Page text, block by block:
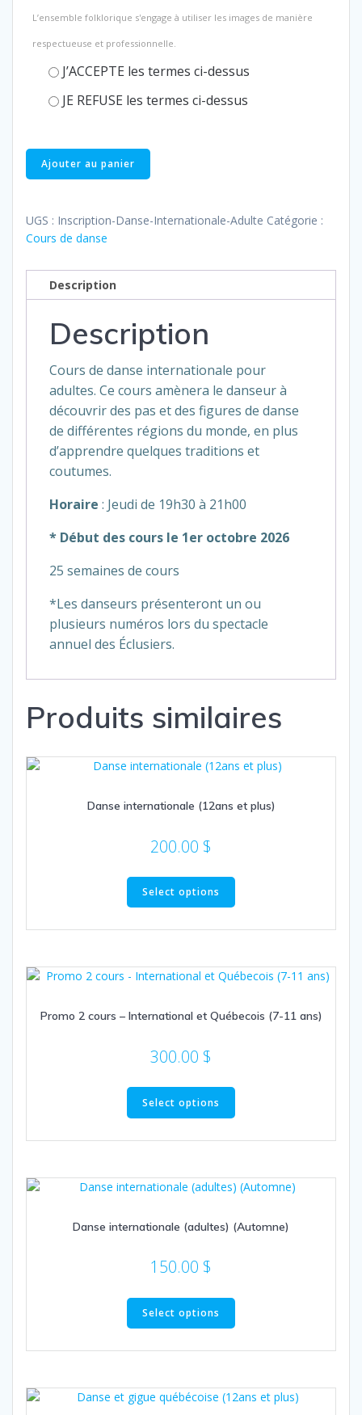
L’ensemble folklorique s'engage à utiliser les images de manière
respectueuse et professionnelle.
J’ACCEPTE les termes ci-dessus
JE REFUSE les termes ci-dessus
quantité
de
internationale
(adultes)
Ajouter au panier
UGS : Inscription-Danse-Internationale-Adulte Catégorie :
Cours de danse
Description
Description
Cours de danse internationale pour
adultes. Ce cours amènera le danseur à
découvrir des pas et des figures de danse
de différentes régions du monde, en plus
d’apprendre quelques traditions et
coutumes.
Horaire : Jeudi de 19h30 à 21h00
* Début des cours le 1er octobre 2026
25 semaines de cours
*Les danseurs présenteront un ou
plusieurs numéros lors du spectacle
annuel des Éclusiers.
Produits similaires
Danse internationale (12ans et plus)
200.00 $
Select options
Promo 2 cours – International et Québecois (7-11 ans)
300.00 $
Select options
Danse internationale (adultes) (Automne)
150.00 $
Select options